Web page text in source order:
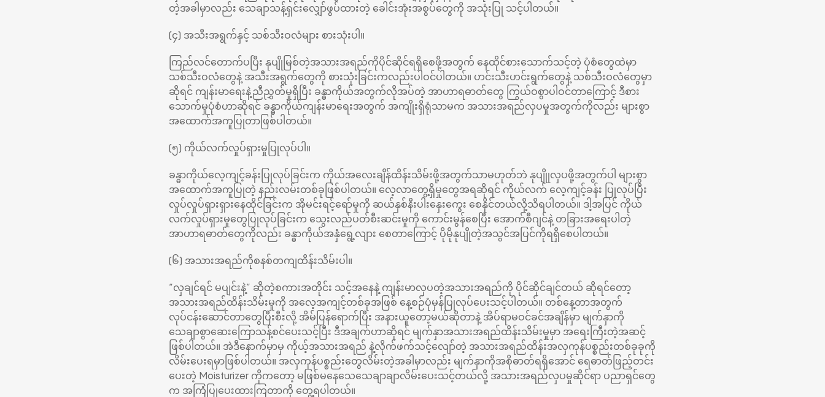
တဲ့အခါမှာလည်း သေချာသန့်ရှင်းလျှော်ဖွပ်ထားတဲ့ ခေါင်းအုံးအစွပ်တွေကို အသုံးပြု သင့်ပါတယ်။
(၄) အသီးအရွက်နှင့် သစ်သီးဝလံများ စားသုံးပါ။
ကြည်လင်တောက်ပပြီး နုပျိုမြစ်တဲ့အသားအရည်ကိုပိုင်ဆိုင်ရရှိစေဖို့အတွက် နေထိုင်စားသောက်သင့်တဲ့ ပုံစံတွေထဲမှာ
သစ်သီးဝလံတွေနဲ့ အသီးအရွက်တွေကို စားသုံးခြင်းကလည်းပါဝင်ပါတယ်။ ဟင်းသီးဟင်းရွက်တွေနဲ့ သစ်သီးဝလံတွေမှာ
ဆိုရင် ကျန်းမာရေးနဲ့ညီညွှတ်မှုရှိပြီး ခန္ဓာကိုယ်အတွက်လိုအပ်တဲ့ အာဟာရဓာတ်တွေ ကြွယ်ဝစွာပါဝင်တာကြောင့် ဒီစား
သောက်မှုပုံစံဟာဆိုရင် ခန္ဓာကိုယ်ကျန်းမာရေးအတွက် အကျိုးရှိရုံသာမက အသားအရည်လှပမှုအတွက်ကိုလည်း များစွာ
အထောက်အကူပြုတာဖြစ်ပါတယ်။
(၅) ကိုယ်လက်လှုပ်ရှားမှုပြုလုပ်ပါ။
ခန္ဓာကိုယ်လေ့ကျင့်ခန်းပြုလုပ်ခြင်းက ကိုယ်အလေးချိန်ထိန်းသိမ်းဖို့အတွက်သာမဟုတ်ဘဲ နုပျိုုလှပဖို့အတွက်ပါ များစွာ
အထောက်အကူပြုတဲ့ နည်းလမ်းတစ်ခုဖြစ်ပါတယ်။ လေ့လာတွေ့ရှိမှုတွေအရဆိုရင် ကိုယ်လက် လေ့ကျင့်ခန်း ပြုလုပ်ပြီး
လှုပ်လှုပ်ရှားရှားနေထိုင်ခြင်းက အိုမင်းရင့်ရော်မှုကို ဆယ်နှစ်နီးပါးနှေးကွေး စေနိုင်တယ်လို့သိရပါတယ်။ ဒါ့အပြင် ကိုယ်
လက်လှုပ်ရှားမှုတွေပြုလုပ်ခြင်းက သွေးလည်ပတ်စီးဆင်းမှုကို ကောင်းမွန်စေပြီး အောက်စီဂျင်နဲ့ တခြားအရေးပါတဲ့
အာဟာရဓာတ်တွေကိုလည်း ခန္ဓာကိုယ်အနှံရွေ့လျား စေတာကြောင့် ပိုမိုနုပျိုတဲ့အသွင်အပြင်ကိုရရှိစေပါတယ်။
(၆) အသားအရည်ကိုစနစ်တကျထိန်းသိမ်းပါ။
“လှချင်ရင် မပျင်းနဲ့” ဆိုတဲ့စကားအတိုင်း သင့်အနေနဲ့ ကျန်းမာလှပတဲ့အသားအရည်ကို ပိုင်ဆိုင်ချင်တယ် ဆိုရင်တော့
အသားအရည်ထိန်းသိမ်းမှုကို အလေ့အကျင့်တစ်ခုအဖြစ် နေ့စဉ်ပုံမှန်ပြုလုပ်ပေးသင့်ပါတယ်။ တစ်နေ့တာအတွက်
လုပ်ငန်းဆောင်တာတွေပြီးစီးလို့ အိမ်ပြန်ရောက်ပြီး အနားယူတော့မယ်ဆိုတာနဲ့ အိပ်ရာမဝင်ခင်အချိန်မှာ မျက်နှာကို
သေချာစွာဆေးကြောသန့်စင်ပေးသင့်ပြီး ဒီအချက်ဟာဆိုရင် မျက်နှာအသားအရည်ထိန်းသိမ်းမှုမှာ အရေးကြီးတဲ့အဆင့်
ဖြစ်ပါတယ်။ အဲဒီနောက်မှာမှ ကိုယ့်အသားအရည် နဲ့လိုက်ဖက်သင့်လျော်တဲ့ အသားအရည်ထိန်းအလှကုန်ပစ္စည်းတစ်ခုခုကို
လိမ်းပေးရမှာဖြစ်ပါတယ်။ အလှကုန်ပစ္စည်းတွေလိမ်းတဲ့အခါမှာလည်း မျက်နှာကိုအစိုဓာတ်ရရှိအောင် ရေဓာတ်ဖြည့်တင်း
ပေးတဲ့ Moisturizer ကိုကတော့ မဖြစ်မနေသေသေချာချာလိမ်းပေးသင့်တယ်လို့ အသားအရည်လှပမှုဆိုင်ရာ ပညာရှင်တွေ
က အကြံပြုပေးထားကြတာကို တွေ့ရပါတယ်။